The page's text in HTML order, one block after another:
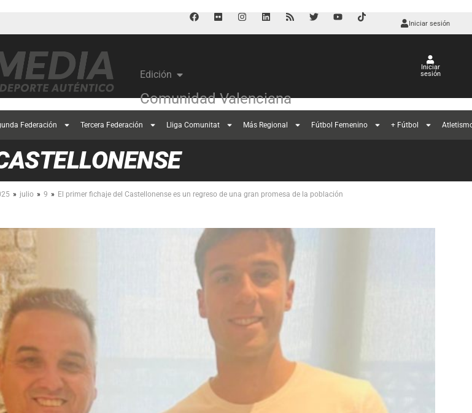
Iniciar sesión
Edición
Comunidad Valenciana
Iniciar
sesión
Federación Tercera Federación Lliga Comunitat Más Regional Fútbol Femenino + Fútbol
» julio » 9 » El primer fichaje del Castellonense es un regreso de una gran promesa de la población